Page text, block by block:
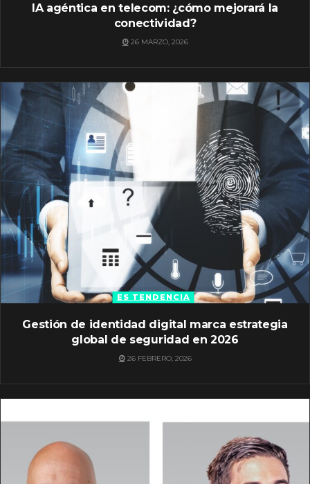
IA agéntica en telecom: ¿cómo mejorará la
conectividad?
26 MARZO, 2026
ES TENDENCIA
Gestión de identidad digital marca estrategia
global de seguridad en 2026
26 FEBRERO, 2026